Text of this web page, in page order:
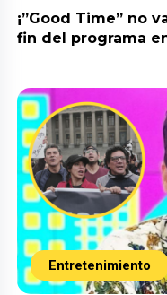
¡”Good Time” no
fin del programa
Entretenimiento